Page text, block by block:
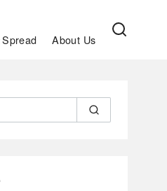
Spread About Us